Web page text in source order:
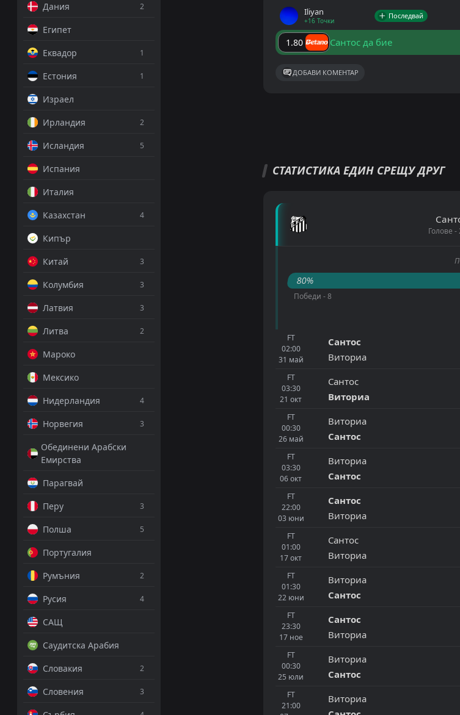
Дания
2
Египет
Еквадор
1
Естония 1
Израел
Ирландия
2
Исландия 5
Испания
Италия
Казахстан
4
Кипър
Китай
3
Колумбия 3
Латвия 3
Литва 2
Мароко
Мексико
Нидерландия
4
Норвегия 3
Обединени Арабски
Емирства
Парагвай
Перу
3
Полша 5
Португалия
Румъния
2
Русия 4
САЩ
Саудитска Арабия
Словакия
2
Словения 3
Iliyan
+16 Точки
Последвай
1.80 Сантос да бие
ДОБАВИ КОМЕНТАР
СТАТИСТИКА ЕДИН СРЕЩУ ДРУГ
Голове -
80%
Победи - 8
FT
02:00
31 май
Сантос
Виториа
FT
03:30
21 окт
Сантос
Виториа
FT
00:30
26 май
Виториа
Сантос
FT
03:30
06окт
Виториа
Сантос
FT
22:00
03 юни
Сантос
Виториа
FT
01:00
17окт
Сантос
Виториа
FT
01:30
22 юни
Виториа
Сантос
FT
23:30
17 ное
Сантос
Виториа
FT
00:30
25 юли
Виториа
Сантос
FT
21:00
Виториа